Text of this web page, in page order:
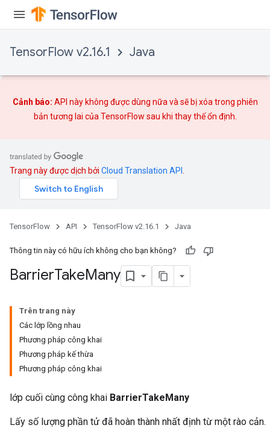
TensorFlow v2.16.1 Java
Cảnh báo: API này không được dùng nữa và sẽ bị xóa trong phiên
bản tương lai của TensorFlow sau khi thay thếổn định.
Trang này được dịch bởi Cloud Translation API
TensorFlow API TensorFlow v2.16.1 Java
Thông tin này có hữu ích không cho bạn không?
BarrierTakeMany
Trên trang này
Các lớp lồng nhau
Phương pháp công khai
Phương pháp kế thừa
Phương pháp công khai
lớp cuối cùng công khai BarrierTakeMany
Lấy số lượng phần tử đã hoàn thành nhất định từ một rào cản.